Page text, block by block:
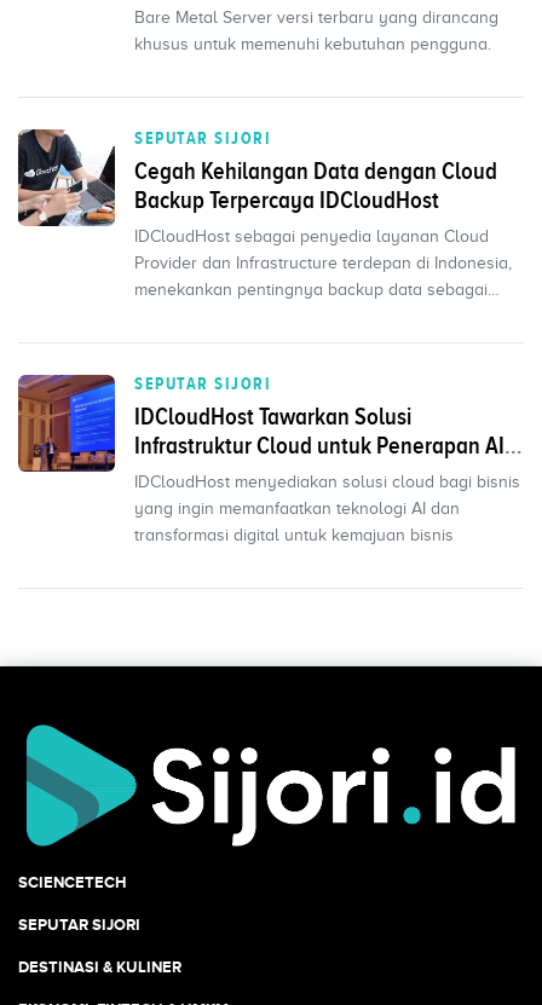
Bare Metal Server versi terbaru yang dirancang
khusus untuk memenuhi kebutuhan pengguna.
SEPUTAR SIJORI
Cegah Kehilangan Data dengan Cloud
Backup Terpercaya IDCloudHost
IDCloudHost sebagai penyedia layanan Cloud
Provider dan Infrastructure terdepan di Indonesia,
menekankan pentingnya backup data sebagai
SEPUTAR SIJORI
IDCloudHost Tawarkan Solusi
Infrastruktur Cloud untuk Penerapan AI
yang Efektif
IDCloudHost menyediakan solusi cloud bagi bisnis
yang ingin memanfaatkan teknologi AI dan
transformasi digital untuk kemajuan bisnis
SCIENCETECH
SEPUTAR SIJORI
DESTINASI & KULINER